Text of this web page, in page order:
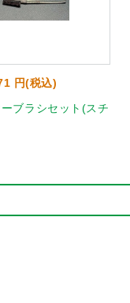
円(税込)
ブラシセット(スチ